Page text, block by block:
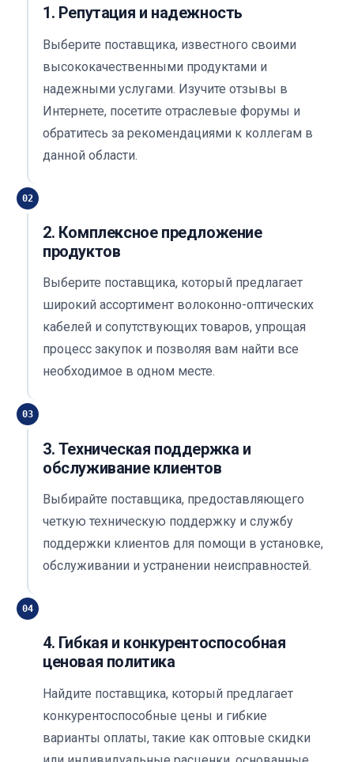
1. Репутация и надежность
Выберите поставщика, известного своими
высококачественными продуктами и
надежными услугами. Изучите отзывы в
Интернете, посетите отраслевые форумы и
обратитесь за рекомендациями к коллегам в
данной области.
02
2. Комплексное предложение
продуктов
Выберите поставщика, который предлагает
широкий ассортимент волоконно-оптических
кабелей и сопутствующих товаров, упрощая
процесс закупок и позволяя вам найти все
необходимое в одном месте.
03
3. Техническая поддержка и
обслуживание клиентов
Выбирайте поставщика, предоставляющего
четкую техническую поддержку и службу
поддержки клиентов для помощи в установке,
обслуживании и устранении неисправностей.
04
4. Гибкая и конкурентоспособная
ценовая политика
Найдите поставщика, который предлагает
конкурентоспособные цены и гибкие
варианты оплаты, такие как оптовые скидки